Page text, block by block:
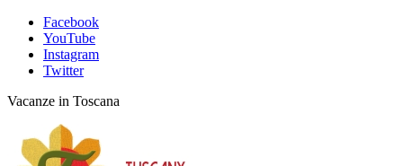
Facebook
YouTube
Instagram
Twitter
Vacanze in Toscana